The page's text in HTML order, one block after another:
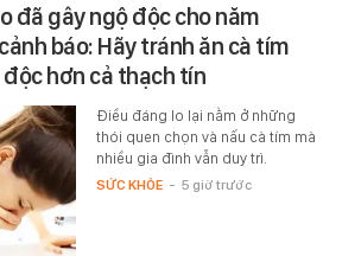
đã gây ngộ độc cho năm
báo: Hãy tránh ăn cà tím
độc hơn cả thạch tín
Điều đáng lo lại nằm ở những
thói quen chọn và nấu cà tím mà
nhiều gia đình vẫn duy trì.
SỨC KHỎE - 5 giờ trước